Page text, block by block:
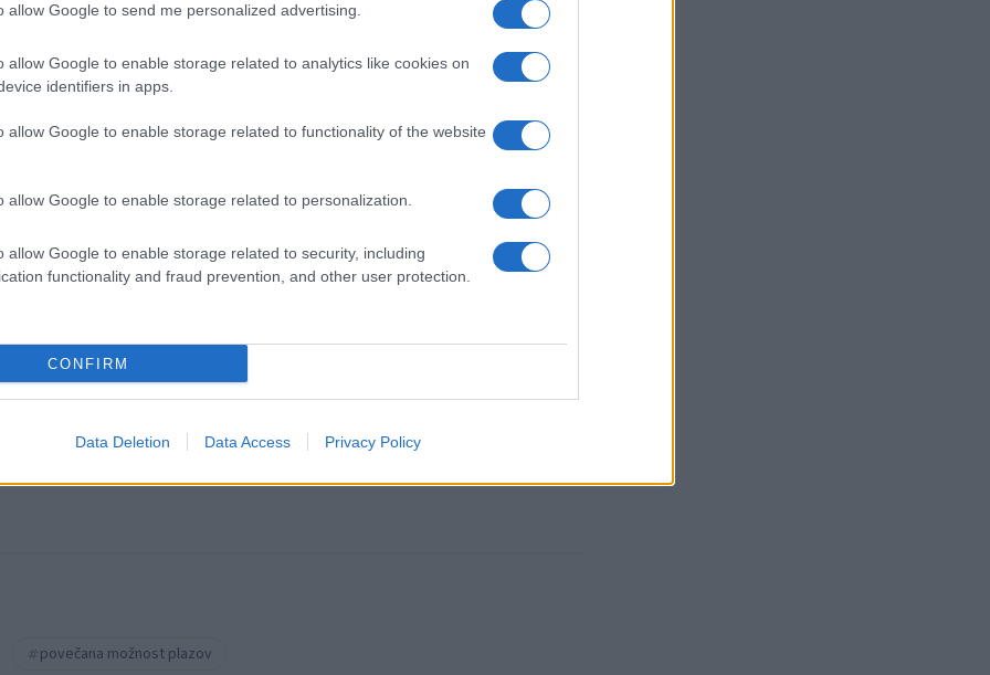
allow Google to send me personalized advertising.
allow Google to enable storage related to analytics like cookies on
identifiers in apps.
allow Google to enable storage related to functionality of the website
allow Google to enable storage related to personalization.
allow Google to enable storage related to security, including
functionality and fraud prevention, and other user protection.
CONFIRM
Data Deletion Data Access Privacy Policy
ter v primeru sprožitve plazu pokličite na številko
spletno stran GeoZS.
kazensko odgovoren za javno spodbujanje sovraštva, nasilja ali nestrpnosti.
vsebinami bodo odstranjeni. Pravila komentiranja →
povečana možnost plazov